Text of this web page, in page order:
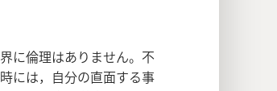
に倫理はありません。不
には，自分の直面する事